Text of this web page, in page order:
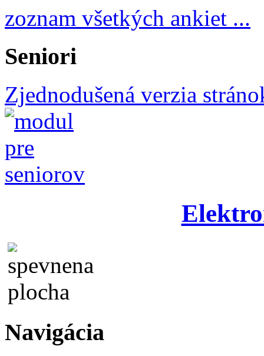
zoznam všetkých ankiet ...
Seniori
Zjednodušená verzia
Navigácia